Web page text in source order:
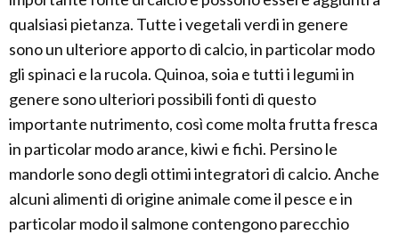
qualsiasi pietanza. Tutte i vegetali verdi in genere
sono un ulteriore apporto di calcio, in particolar modo
gli spinaci e la rucola. Quinoa, soia e tutti i legumi in
genere sono ulteriori possibili fonti di questo
importante nutrimento, così come molta frutta fresca
in particolar modo arance, kiwi e fichi. Persino le
mandorle sono degli ottimi integratori di calcio. Anche
alcuni alimenti di origine animale come il pesce e in
particolar modo il salmone contengono parecchio